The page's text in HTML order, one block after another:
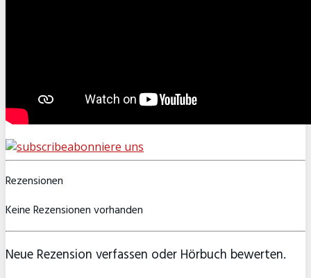
abonniere uns
Rezensionen
Keine Rezensionen vorhanden
Neue Rezension verfassen oder Hörbuch bewerten.